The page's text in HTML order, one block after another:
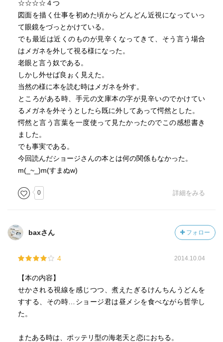
☆☆☆☆４つ
図面を描く仕事を初めた頃からどんどん近視になっていっ
て眼鏡をづっとかけている。
でも最近は近くのものが見辛くなってきて、そう言う場合
はメガネを外して視る様になった。
老眼と言う奴である。
しかし外せば良ぉく見えた。
当然の様に本を読む時はメガネを外す。
ところがある時、手元の文庫本の字が見辛いのでかけてい
るメガネを外そうとしたら既に外してあって愕然とした。
愕然と言う言葉を一度使って見たかったのでこの感想書き
ました。
でも事実である。
今回読んだショージさんの本とは何の関係もなかった。
m(_~_)m(すまぬw)
0 詳細をみる
baxさん フォロー
4 2014.10.04
【本の内容】
せかされる視線を感じつつ、煮えたぎるけんちんうどんを
すする、その時…ショージ君は昼メシを食べながら哲学し
た。
またある時は、ポッテリ型の海老天と恋におちる。